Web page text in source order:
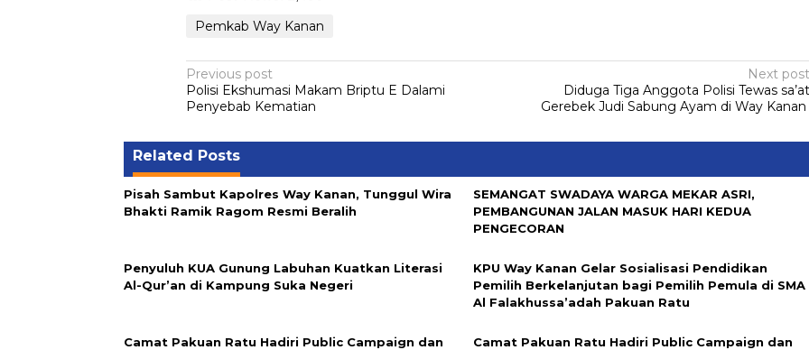
Pemkab Way Kanan
Post
navigation
Previous post
Polisi Ekshumasi Makam Briptu E Dalami
Penyebab Kematian
Next post
Diduga Tiga Anggota Polisi Tewas sa’at
Gerebek Judi Sabung Ayam di Way Kanan
Related Posts
Pisah Sambut Kapolres Way Kanan, Tunggul Wira
Bhakti Ramik Ragom Resmi Beralih
SEMANGAT SWADAYA WARGA MEKAR ASRI,
PEMBANGUNAN JALAN MASUK HARI KEDUA
PENGECORAN
Penyuluh KUA Gunung Labuhan Kuatkan Literasi
Al-Qur’an di Kampung Suka Negeri
KPU Way Kanan Gelar Sosialisasi Pendidikan
Pemilih Berkelanjutan bagi Pemilih Pemula di SMA
Al Falakhussa’adah Pakuan Ratu
Camat Pakuan Ratu Hadiri Public Campaign dan
Camat Pakuan Ratu Hadiri Public Campaign dan